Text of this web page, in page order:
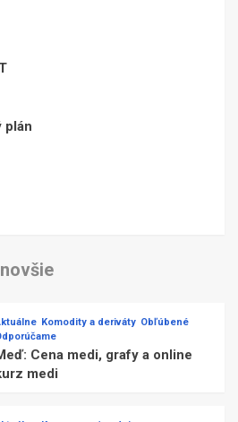
plán
Komodity a deriváty Obľúbené
Cena medi, grafy a online
medi